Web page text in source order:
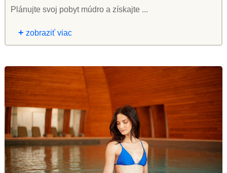
Plánujte svoj pobyt múdro a získajte ...
+ zobraziť viac